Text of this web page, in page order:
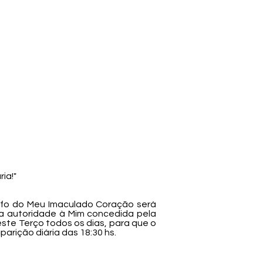
do Meu Imaculado Coração será
autoridade à Mim concedida pela
Terço todos os dias, para que o
diária das 18:30 hs.